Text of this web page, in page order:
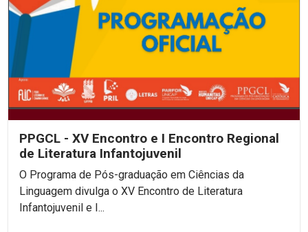
PPGCL - XV Encontro e I Encontro Regional
de Literatura Infantojuvenil
O Programa de Pós-graduação em Ciências da
Linguagem divulga o XV Encontro de Literatura
Infantojuvenil e I...